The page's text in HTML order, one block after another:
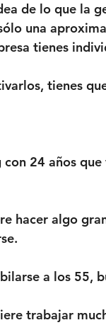
de lo que la
una
tienes
tienes
24 años
hacer algo
a los 55,
trabajar